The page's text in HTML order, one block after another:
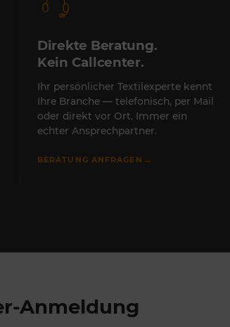
Direkte Beratung.
Kein Callcenter.
Ihr persönlicher Textilexperte kennt
Ihre Branche — telefonisch, per Mail
oder direkt vor Ort. Immer ein
echter Ansprechpartner.
BERATUNG ANFRAGEN →
Anmeldung